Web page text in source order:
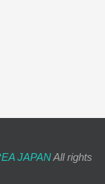
JAPANAll rights